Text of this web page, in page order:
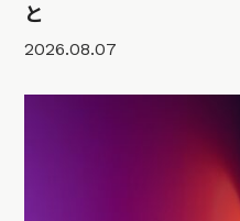
と
2026.08.07